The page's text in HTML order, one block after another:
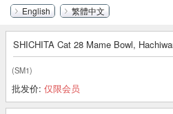
English 繁體中文
SHICHITA Cat 28 Mame Bowl,
(SM1)
批发价: 仅限会员